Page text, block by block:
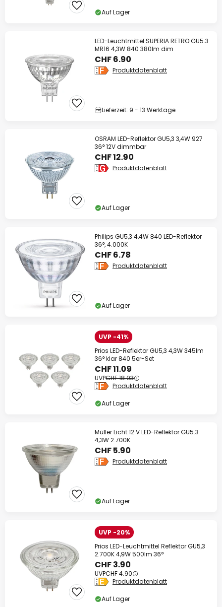
Auf Lager
LED-Leuchtmittel SUPERIA RETRO GU5.3
MR16 4,3W 840 380lm dim
CHF 6.90
Produktdatenblatt
Lieferzeit: 9 - 13 Werktage
OSRAM LED-Reflektor GU5,3 3,4W 927
36° 12V dimmbar
CHF 12.90
Produktdatenblatt
Auf Lager
Philips GU5,3 4,4W 840 LED-Reflektor
36°, 4.000K
CHF 6.78
Produktdatenblatt
Auf Lager
UVP -41%
Prios LED-Reflektor GU5,3 4,3W 345lm
36° klar 840 5er-Set
CHF 11.09
UVPCHF 18.93
Produktdatenblatt
Auf Lager
Müller Licht 12 V LED-Reflektor GU5.3
4,3W 2.700K
CHF 5.90
Produktdatenblatt
Auf Lager
UVP -20%
Prios LED-Leuchtmittel Reflektor GU5,3
2.700K 4,9W 500lm 36°
CHF 3.90
UVPCHF 4.90
Produktdatenblatt
Auf Lager